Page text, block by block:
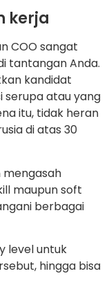
kerja
COO sangat
tantangan Anda.
kandidat
serupa atau yang
itu, tidak heran
di atas 30
mengasah
maupun soft
berbagai
level untuk
hingga bisa